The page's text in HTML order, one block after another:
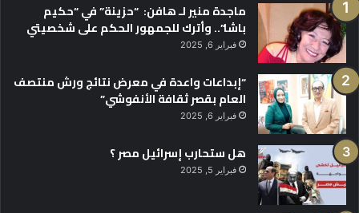
ماجدة منير لـ هافن: “حزينة” في “حكيم
باشا”.. وأترك للجمهور الحكم على شخصيتي
فبراير 6, 2025
“إبداعات واعدة في معرض نتائج ورش منتصف
العام بقصر ثقافة الأنفوشي”
فبراير 6, 2025
هل ستحارب إسرائيل مصر ؟
فبراير 5, 2025